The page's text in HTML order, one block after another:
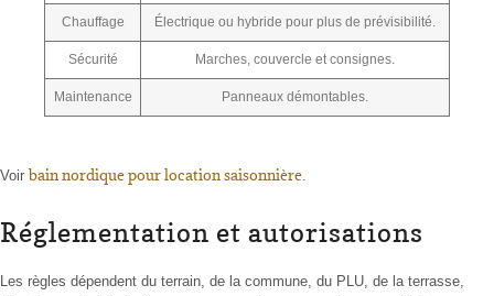
Chauffage Électrique ou hybride pour plus de prévisibilité.
Sécurité Marches, couvercle et consignes.
Maintenance Panneaux démontables.
Voir bain nordique pour location saisonnière.
Réglementation et autorisations
Les règles dépendent du terrain, de la commune, du PLU, de la terrasse,